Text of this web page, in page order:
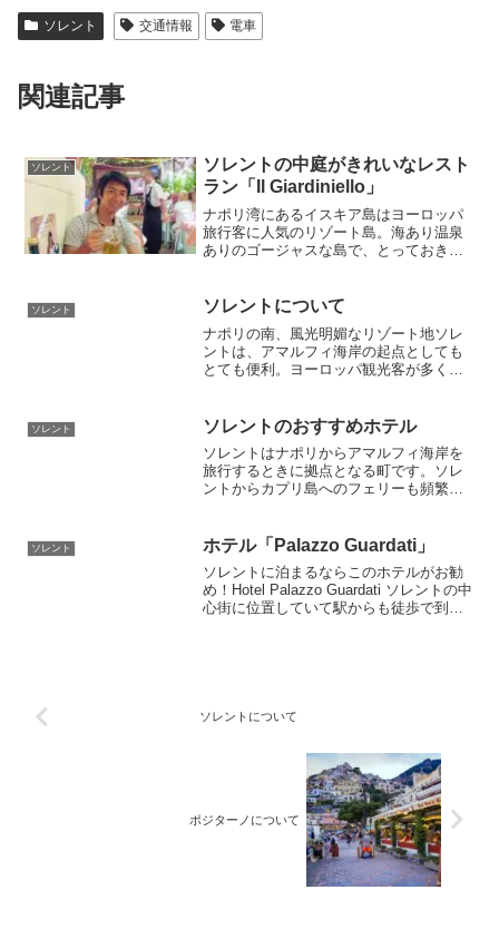
ソレント 交通情報 電車
関連記事
ソレント
ソレントの中庭がきれいなレスト
ラン「Il Giardiniello」
ナポリ湾にあるイスキア島はヨーロッパ
旅行客に人気のリゾート島。海あり温泉
ありのゴージャスな島で、とっておきに
ます。高台テラス席からの景色も最高で
ソレント ソレントについて
ナポリの南、風光明媚なリゾート地ソレ
ントは、アマルフィ海岸の起点としても
とても便利。ヨーロッパ観光客が多く安
光名所、美味しいレストラン、満足なお
勧めホテルなどソレントの魅力をすべて
お伝えします
ソレント ソレントのおすすめホテル
ソレントはナポリからアマルフィ海岸を
旅行するときに拠点となる町です。ソレ
ントからカプリ島へのフェリーも頻繁に
リゾート地で、それほど大きな町でない
くなるとホテルを確保するのが難しくな
ります。
ソレント ホテル「Palazzo Guardati」
ソレントに泊まるならこのホテルがお勧
め！Hotel Palazzo Guardati ソレントの中
心街に位置していて駅からも徒歩で到着
す。
ソレントについて
ポジターノについて